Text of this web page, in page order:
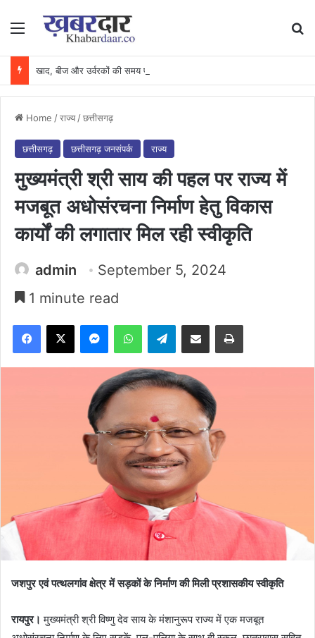
Menu
Home /राज्य /छत्तीसगढ़
छत्तीसगढ़ छत्तीसगढ़ जनसंपर्क राज्य
मुख्यमंत्री श्री साय की पहल पर राज्य में
मजबूत अधोसंरचना निर्माण हेतु विकास
कार्यों की लगातार मिल रही स्वीकृति
admin
September 5, 2024
1 minute read
Facebook
X MessengerWhatsAppTelegramShare via Email Print
जशपुर एवं पत्थलगांव क्षेत्र में सड़कों के निर्माण की मिली प्रशासकीय स्वीकृति
रायपुर। मुख्यमंत्री श्री विष्णु देव साय के मंशानुरूप राज्य में एक मजबूत